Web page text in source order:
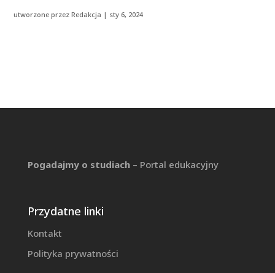
utworzone przezRedakcja | sty 6, 2024
Pogadajmy o studiach– Portal edukacyjny
Przydatne linki
Kontakt
Polityka prywatności